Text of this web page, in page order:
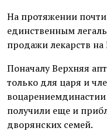
На протяжении почти
единственным
продажи лекарств на
Поначалу Верхняя
только для царя и
получили еще и
дворянских семей.